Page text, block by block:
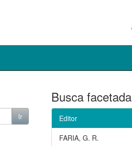
Busca facetada
Editor
FARIA, G. R.